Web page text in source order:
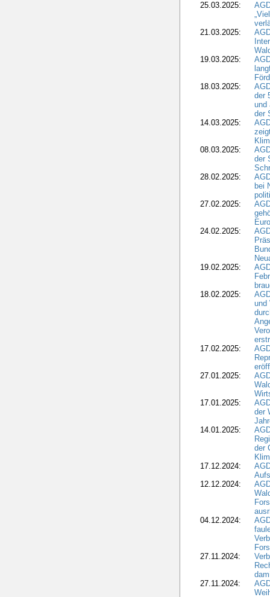
25.03.2025:
21.03.2025:
19.03.2025:
18.03.2025:
der
und
der
14.03.2025:
08.03.2025:
der
28.02.2025:
bei
27.02.2025:
24.02.2025:
19.02.2025:
18.02.2025:
und
17.02.2025:
27.01.2025:
17.01.2025:
der
14.01.2025:
der
17.12.2024:
12.12.2024:
04.12.2024:
27.11.2024:
27.11.2024: